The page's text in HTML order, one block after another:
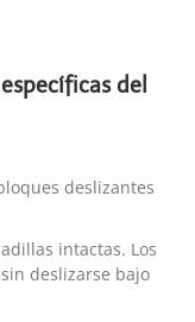
del
deslizantes
intactas. Los
deslizarse bajo